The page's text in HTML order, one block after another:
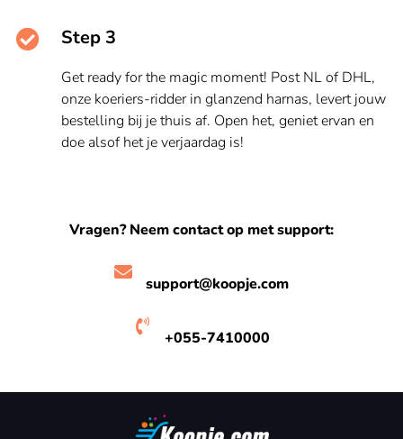
Step 3
Get ready for the magic moment! Post NL of DHL,
onze koeriers-ridder in glanzend harnas, levert jouw
bestelling bij je thuis af. Open het, geniet ervan en
doe alsof het je verjaardag is!
Vragen? Neem contact op met support:
support@koopje.com
+055-7410000